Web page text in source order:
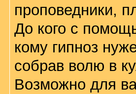
проповедники,
До кого с
кому гипноз
собрав волю в
Возможно для